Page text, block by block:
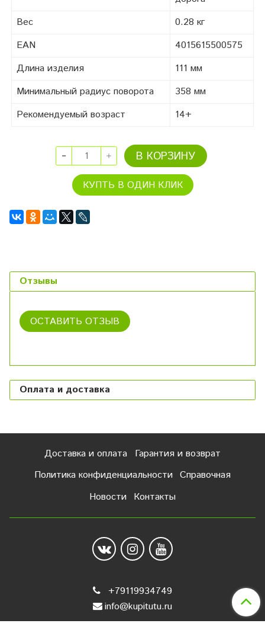
Вес
0.28 кг
EAN
4015615500575
Длина изделия
111 мм
Минимальный радиус поворота
358 мм
Рекомендуемый возраст
14+
В КОРЗИНУ
КУПТЬ В ОДИН КЛИК
Отзывы
ОСТАВИТЬ ОТЗЫВ
Оплата и доставка
Доставка и оплата
Гарантия и возврат
Политика конфиденциальности Справочная
Новости Контакты
+79119934749
info@kupitutu.ru